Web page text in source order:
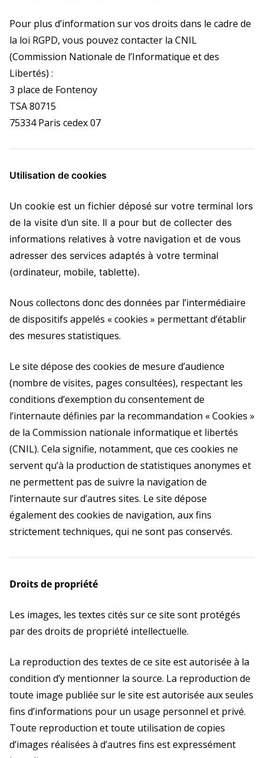
Pour plus d’information sur vos droits dans le cadre de
la loi RGPD, vous pouvez contacter la CNIL
(Commission Nationale de l’Informatique et des
Libertés) :
3 place de Fontenoy
TSA 80715
75334 Paris cedex 07
Utilisation de cookies
Un cookie est un fichier déposé sur votre terminal lors
de la visite d’un site. Il a pour but de collecter des
informations relatives à votre navigation et de vous
adresser des services adaptés à votre terminal
(ordinateur, mobile, tablette).
Nous collectons donc des données par l’intermédiaire
de dispositifs appelés « cookies » permettant d’établir
des mesures statistiques.
Le site dépose des cookies de mesure d’audience
(nombre de visites, pages consultées), respectant les
conditions d’exemption du consentement de
l’internaute définies par la recommandation « Cookies »
de la Commission nationale informatique et libertés
(CNIL). Cela signifie, notamment, que ces cookies ne
servent qu’à la production de statistiques anonymes et
ne permettent pas de suivre la navigation de
l’internaute sur d’autres sites. Le site dépose
également des cookies de navigation, aux fins
strictement techniques, qui ne sont pas conservés.
Droits de propriété
Les images, les textes cités sur ce site sont protégés
par des droits de propriété intellectuelle.
La reproduction des textes de ce site est autorisée à la
condition d’y mentionner la source. La reproduction de
toute image publiée sur le site est autorisée aux seules
fins d’informations pour un usage personnel et privé.
Toute reproduction et toute utilisation de copies
d’images réalisées à d’autres fins est expressément